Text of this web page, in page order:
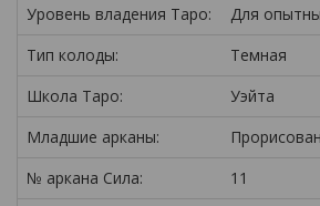
Уровень владения Таро:
Для
Тип колоды:
Темная
Школа Таро:
Уэйта
Младшие арканы:
№ аркана Сила:
11